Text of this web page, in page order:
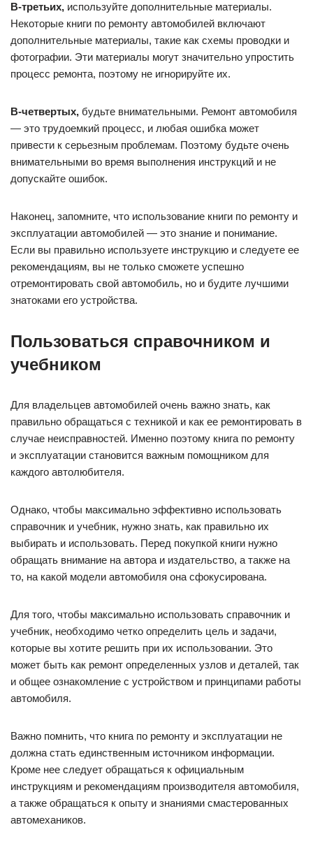
В-третьих, используйте дополнительные материалы.
Некоторые книги по ремонту автомобилей включают
дополнительные материалы, такие как схемы проводки и
фотографии. Эти материалы могут значительно упростить
процесс ремонта, поэтому не игнорируйте их.
В-четвертых, будьте внимательными. Ремонт автомобиля
— это трудоемкий процесс, и любая ошибка может
привести к серьезным проблемам. Поэтому будьте очень
внимательными во время выполнения инструкций и не
допускайте ошибок.
Наконец, запомните, что использование книги по ремонту и
эксплуатации автомобилей — это знание и понимание.
Если вы правильно используете инструкцию и следуете ее
рекомендациям, вы не только сможете успешно
отремонтировать свой автомобиль, но и будите лучшими
знатоками его устройства.
Пользоваться справочником и
учебником
Для владельцев автомобилей очень важно знать, как
правильно обращаться с техникой и как ее ремонтировать в
случае неисправностей. Именно поэтому книга по ремонту
и эксплуатации становится важным помощником для
каждого автолюбителя.
Однако, чтобы максимально эффективно использовать
справочник и учебник, нужно знать, как правильно их
выбирать и использовать. Перед покупкой книги нужно
обращать внимание на автора и издательство, а также на
то, на какой модели автомобиля она сфокусирована.
Для того, чтобы максимально использовать справочник и
учебник, необходимо четко определить цель и задачи,
которые вы хотите решить при их использовании. Это
может быть как ремонт определенных узлов и деталей, так
и общее ознакомление с устройством и принципами работы
автомобиля.
Важно помнить, что книга по ремонту и эксплуатации не
должна стать единственным источником информации.
Кроме нее следует обращаться к официальным
инструкциям и рекомендациям производителя автомобиля,
а также обращаться к опыту и знаниями смастерованных
автомехаников.